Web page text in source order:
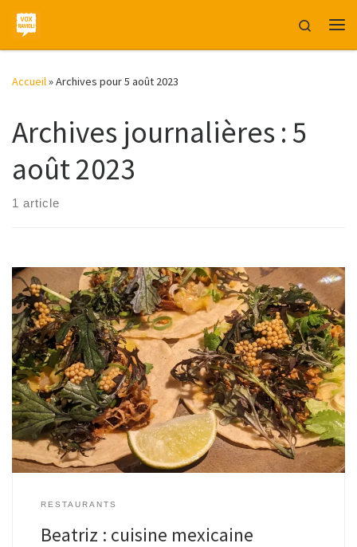
Skip to content
Search
Accueil»Archives pour 5 août 2023
Archives journalières : 5
août 2023
1 article
RESTAURANTS
Beatriz : cuisine mexicaine